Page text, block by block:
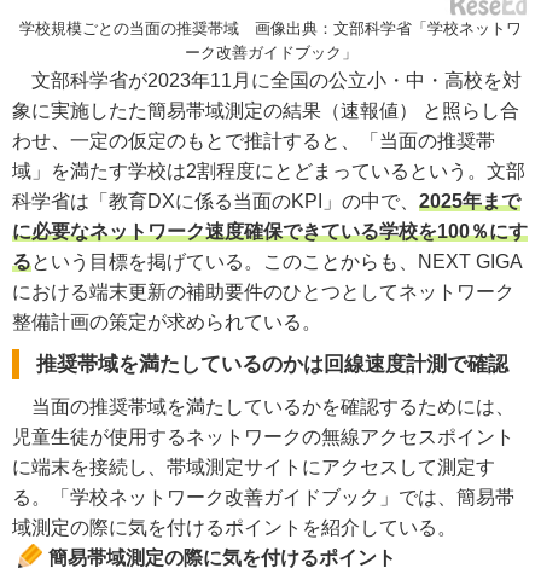
学校規模ごとの当面の推奨帯域 画像出典：文部科学省「学校ネットワ
ーク改善ガイドブック」
文部科学省が2023年11月に全国の公立小・中・高校を対
象に実施したた簡易帯域測定の結果（速報値） と照らし合
わせ、一定の仮定のもとで推計すると、「当面の推奨帯
域」を満たす学校は2割程度にとどまっているという。文部
科学省は「教育DXに係る当面のKPI」の中で、 2025年まで
に必要なネットワーク速度確保できている学校を100％にす
るという目標を掲げている。このことからも、NEXT GIGA
における端末更新の補助要件のひとつとしてネットワーク
整備計画の策定が求められている。
推奨帯域を満たしているのかは回線速度計測で確認
当面の推奨帯域を満たしているかを確認するためには、
児童生徒が使用するネットワークの無線アクセスポイント
に端末を接続し、帯域測定サイトにアクセスして測定す
る。「学校ネットワーク改善ガイドブック」では、簡易帯
域測定の際に気を付けるポイントを紹介している。
簡易帯域測定の際に気を付けるポイント